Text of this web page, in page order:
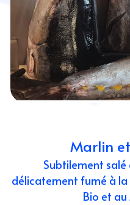
Marlin
Subtilement salé
délicatement fumé à la
Bio et